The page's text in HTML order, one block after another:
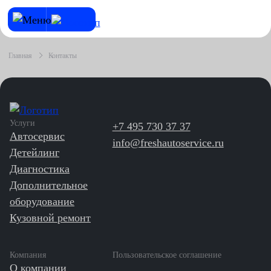
Главная Контакты
Услуги
Автосервис
Детейлинг
Диагностика
Дополнительное
оборудование
Кузовной ремонт
Компания
О компании
Пользовательское соглашение
+7 495 730 37 37
info@freshautoservice.ru